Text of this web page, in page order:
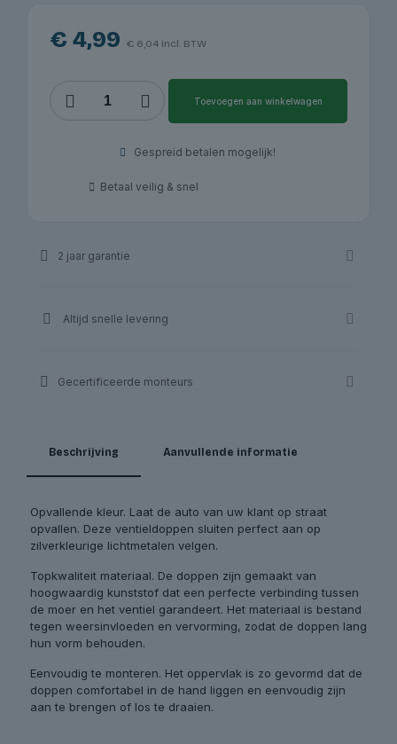
€ 4,99 € 6,04 incl. BTW
zwart,
Toevoegen aan winkelwagen
Gespreid betalen mogelijk!
Betaal veilig & snel
2 jaar garantie
Altijd snelle levering
Gecertificeerde monteurs
Beschrijving Aanvullende informatie
Opvallende kleur. Laat de auto van uw klant op straat
opvallen. Deze ventieldoppen sluiten perfect aan op
zilverkleurige lichtmetalen velgen.
Topkwaliteit materiaal. De doppen zijn gemaakt van
hoogwaardig kunststof dat een perfecte verbinding tussen
de moer en het ventiel garandeert. Het materiaal is bestand
tegen weersinvloeden en vervorming, zodat de doppen lang
hun vorm behouden.
Eenvoudig te monteren. Het oppervlak is zo gevormd dat de
doppen comfortabel in de hand liggen en eenvoudig zijn
aan te brengen of los te draaien.